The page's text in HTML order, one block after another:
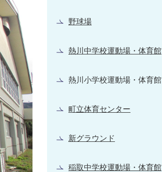
野球場
熱川中学校運動場・体育館
熱川小学校運動場・体育館
町立体育センター
新グラウンド
稲取中学校運動場・体育館